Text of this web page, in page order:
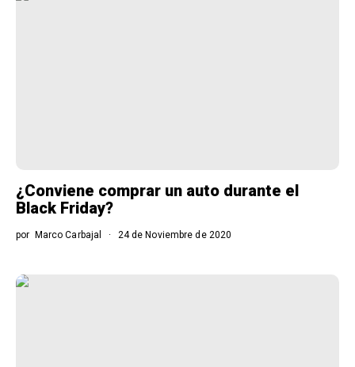
¿Conviene comprar un auto durante el
Black Friday?
por Marco Carbajal 24 de Noviembre de 2020